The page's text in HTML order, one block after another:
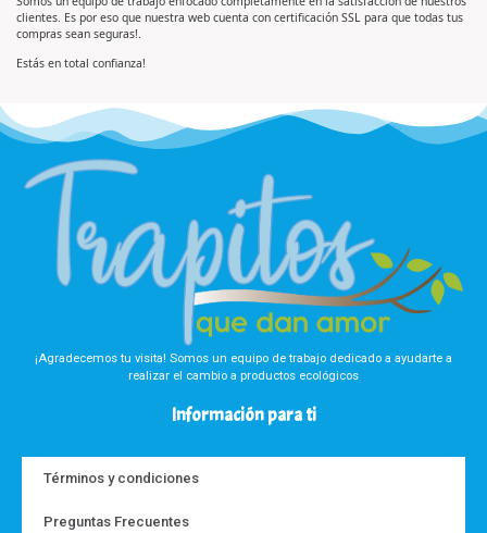
d
e
5
d
o
n
d
e
clientes. Es por eso que nuestra web cuenta con certificación SSL para que todas tus
compras sean seguras!.
Estás en total confianza!
¡Agradecemos tu visita! Somos un equipo de trabajo dedicado a ayudarte a
realizar el cambio a productos ecológicos
Información para ti
Términos y condiciones
Preguntas Frecuentes